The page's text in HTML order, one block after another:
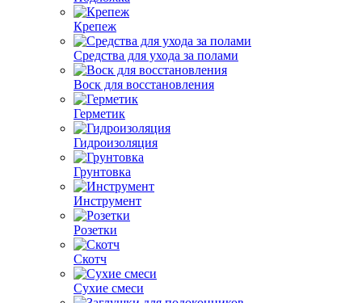
Крепеж
Средства для ухода за полами
Воск для восстановления
Герметик
Гидроизоляция
Грунтовка
Инструмент
Розетки
Скотч
Сухие смеси